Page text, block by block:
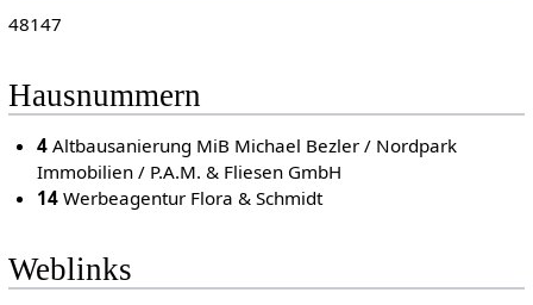
48147
Hausnummern
4 Altbausanierung MiB Michael Bezler / Nordpark
Immobilien / P.A.M. & Fliesen GmbH
14 Werbeagentur Flora & Schmidt
Weblinks